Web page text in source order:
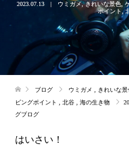
2023.07.13 ウミガメ,きれいな景色
ポイント ,
ブログ ウミガメ きれいな景
ビングポイント
北谷 海の生き物
グブログ
はいさい！